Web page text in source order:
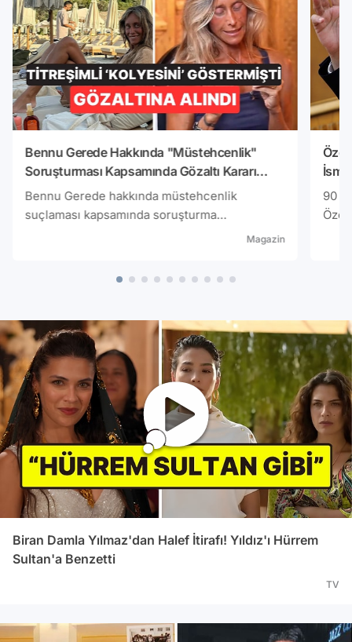
Bennu Gerede Hakkında "Müstehcenlik"
Soruşturması Kapsamında Gözaltı Kararı
Verildi
Bennu Gerede hakkında müstehcenlik
suçlaması kapsamında soruşturma
başlatılmıştı. Akabinde Gerede için gözaltıMagazin
90
Biran Damla Yılmaz'dan Halef İtirafı! Yıldız'ı Hürrem
Sultan'a Benzetti
TV